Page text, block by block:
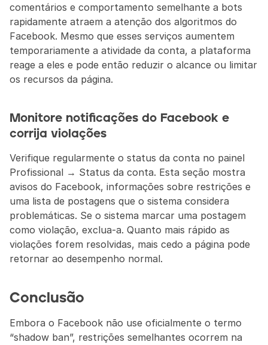
comentários e comportamento semelhante a bots
rapidamente atraem a atenção dos algoritmos do
Facebook. Mesmo que esses serviços aumentem
temporariamente a atividade da conta, a plataforma
reage a eles e pode então reduzir o alcance ou limitar
os recursos da página.
Monitore notificações do Facebook e
corrija violações
Verifique regularmente o status da conta no painel
Profissional → Status da conta. Esta seção mostra
avisos do Facebook, informações sobre restrições e
uma lista de postagens que o sistema considera
problemáticas. Se o sistema marcar uma postagem
como violação, exclua-a. Quanto mais rápido as
violações forem resolvidas, mais cedo a página pode
retornar ao desempenho normal.
Conclusão
Embora o Facebook não use oficialmente o termo
“shadow ban”, restrições semelhantes ocorrem na